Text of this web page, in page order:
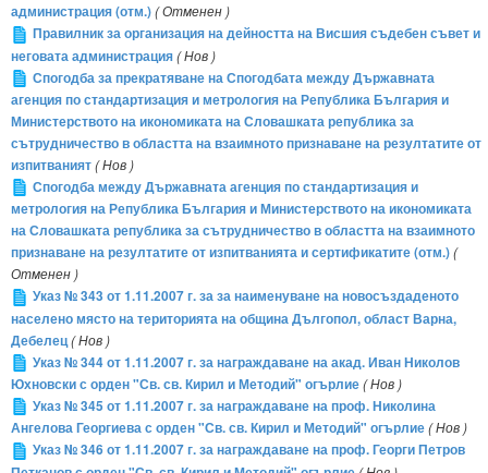
администрация (отм.)( Отменен )
Правилник за организация на дейността на Висшия съдебен съвет и
неговата администрация( Нов )
Спогодба за прекратяване на Спогодбата между Държавната
агенция по стандартизация и метрология на Република България и
Министерството на икономиката на Словашката република за
сътрудничество в областта на взаимното признаване на резултатите от
изпитваният( Нов )
Спогодба между Държавната агенция по стандартизация и
метрология на Република България и Министерството на икономиката
на Словашката република за сътрудничество в областта на взаимното
признаване на резултатите от изпитванията и сертификатите (отм.)(
Отменен )
Указ № 343 от 1.11.2007 г. за за наименуване на новосъздаденото
населено място на територията на община Дългопол, област Варна,
Дебелец( Нов )
Указ № 344 от 1.11.2007 г. за награждаване на акад. Иван Николов
Юхновски с орден "Св. св. Кирил и Методий" огърлие( Нов )
Указ № 345 от 1.11.2007 г. за награждаване на проф. Николина
Ангелова Георгиева с орден "Св. св. Кирил и Методий" огърлие( Нов )
Указ № 346 от 1.11.2007 г. за награждаване на проф. Георги Петров